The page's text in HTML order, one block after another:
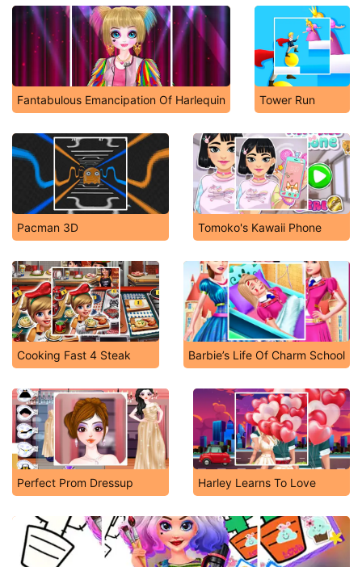
Fantabulous Emancipation Of Harlequin Tower Run
Pacman 3D Tomoko's Kawaii Phone
Cooking Fast 4 Steak Barbie’s Life Of Charm School
Perfect Prom Dressup Harley Learns To Love